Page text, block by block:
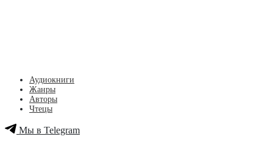
Аудиокниги
Жанры
Авторы
Чтецы
Мы в Telegram